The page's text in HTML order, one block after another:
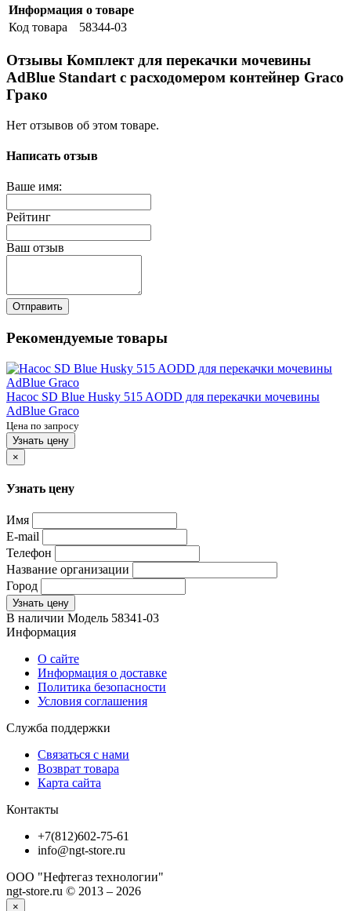
Информация о товаре
Код товара
58344-03
Отзывы Комплект для перекачки мочевины
AdBlue Standart с расходомером контейнер Graco
Грако
Нет отзывов об этом товаре.
Написать отзыв
Ваше имя:
Рейтинг
Ваш отзыв
Отправить
Рекомендуемые товары
Насос SD Blue Husky 515 AODD для перекачки мочевины
AdBlue Graco
Цена по запросу
Узнать цену
×
Узнать цену
Имя
E-mail
Телефон
Название организации
Город
Узнать цену
В наличии Модель 58341-03
Информация
О сайте
Информация о доставке
Политика безопасности
Условия соглашения
Служба поддержки
Связаться с нами
Возврат товара
Карта сайта
Контакты
+7(812)602-75-61
info@ngt-store.ru
ООО "Нефтегаз технологии"
ngt-store.ru © 2013 – 2026
×